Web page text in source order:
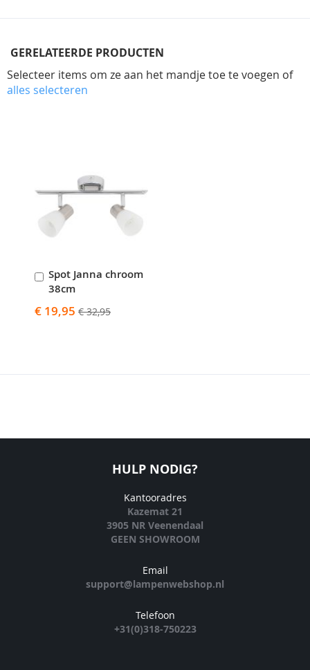
GERELATEERDE PRODUCTEN
Selecteer items om ze aan het mandje toe te voegen of
alles selecteren
Spot Janna chroom
38cm
Speciale
€ 19,95 € 32,95
In
Winkelwagen
HULP NODIG?
Kantooradres
Kazemat 21
3905 NR Veenendaal
GEEN SHOWROOM
Email
support@lampenwebshop.nl
Telefoon
+31(0)318-750223